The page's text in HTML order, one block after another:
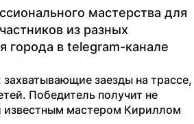
мастерства для
из разных
города в telegram-канале
заезды на трассе,
Победитель получит не
известным мастером Кириллом